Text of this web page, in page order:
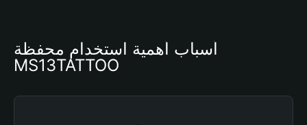
أسباب أهمية استخدام محفظة
MS13TATTOO